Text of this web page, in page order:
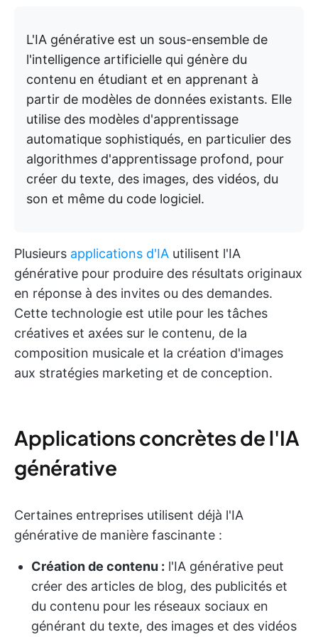
L'IA générative est un sous-ensemble de
l'intelligence artificielle qui génère du
contenu en étudiant et en apprenant à
partir de modèles de données existants. Elle
utilise des modèles d'apprentissage
automatique sophistiqués, en particulier des
algorithmes d'apprentissage profond, pour
créer du texte, des images, des vidéos, du
son et même du code logiciel.
Plusieurs applications d'IA utilisent l'IA
générative pour produire des résultats originaux
en réponse à des invites ou des demandes.
Cette technologie est utile pour les tâches
créatives et axées sur le contenu, de la
composition musicale et la création d'images
aux stratégies marketing et de conception.
Applications concrètes de l'IA
générative
Certaines entreprises utilisent déjà l'IA
générative de manière fascinante :
Création de contenu : l'IA générative peut
créer des articles de blog, des publicités et
du contenu pour les réseaux sociaux en
générant du texte, des images et des vidéos